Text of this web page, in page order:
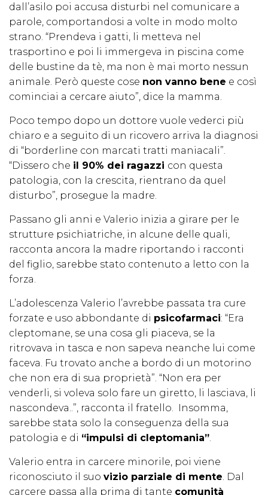
dall’asilo poi accusa disturbi nel comunicare a
parole, comportandosi a volte in modo molto
strano. “Prendeva i gatti, li metteva nel
trasportino e poi li immergeva in piscina come
delle bustine da tè, ma non è mai morto nessun
animale. Però queste cose non vanno bene e così
cominciai a cercare aiuto”, dice la mamma.
Poco tempo dopo un dottore vuole vederci più
chiaro e a seguito di un ricovero arriva la diagnosi
di “borderline con marcati tratti maniacali”.
“Dissero che il 90% dei ragazzi con questa
patologia, con la crescita, rientrano da quel
disturbo”, prosegue la madre.
Passano gli anni e Valerio inizia a girare per le
strutture psichiatriche, in alcune delle quali,
racconta ancora la madre riportando i racconti
del figlio, sarebbe stato contenuto a letto con la
forza.
L’adolescenza Valerio l’avrebbe passata tra cure
forzate e uso abbondante di psicofarmaci: “Era
cleptomane, se una cosa gli piaceva, se la
ritrovava in tasca e non sapeva neanche lui come
faceva. Fu trovato anche a bordo di un motorino
che non era di sua proprietà”. “Non era per
venderli, si voleva solo fare un giretto, li lasciava, li
nascondeva..”, racconta il fratello. Insomma,
sarebbe stata solo la conseguenza della sua
patologia e di “impulsi di cleptomania”.
Valerio entra in carcere minorile, poi viene
riconosciuto il suo vizio parziale di mente. Dal
carcere passa alla prima di tante comunità